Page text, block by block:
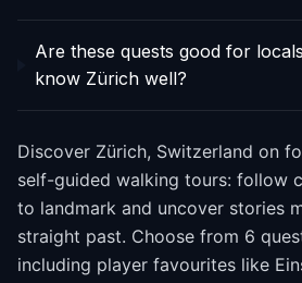
Are these quests good for
know Zürich well?
Discover Zürich, Switzerland on
self-guided walking tours: follow
to landmark and uncover stories
straight past. Choose from 6
including player favourites like